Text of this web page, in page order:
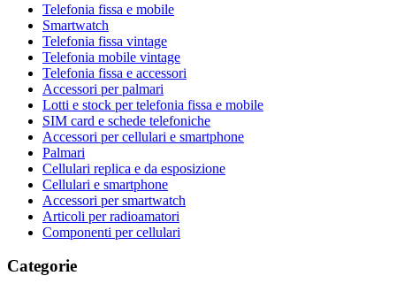
Telefonia fissa e mobile
Smartwatch
Telefonia fissa vintage
Telefonia mobile vintage
Telefonia fissa e accessori
Accessori per palmari
Lotti e stock per telefonia fissa e mobile
SIM card e schede telefoniche
Accessori per cellulari e smartphone
Palmari
Cellulari replica e da esposizione
Cellulari e smartphone
Accessori per smartwatch
Articoli per radioamatori
Componenti per cellulari
Categorie